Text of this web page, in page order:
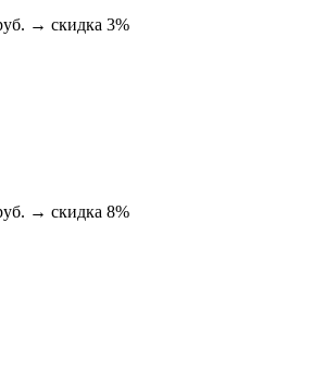
→ скидка 3%
→ скидка 8%